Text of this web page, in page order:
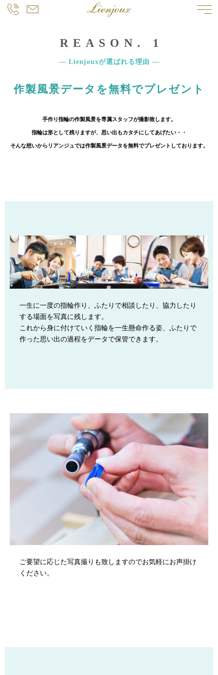
REASON. 1
― Lienjouxが選ばれる理由 ―
作製風景データを無料でプレゼント
手作り指輪の作製風景を専属スタッフが撮影致します。
指輪は形として残りますが、思い出もカタチにしてあげたい・・
そんな想いからリアンジュでは作製風景データを無料でプレゼントしております。
一生に一度の指輪作り、ふたりで相談したり、協力したり
する場面を写真に残します。
これから身に付けていく指輪を一生懸命作る姿、ふたりで
作った思い出の過程をデータで保管できます。
ご要望に応じた写真撮りも致しますのでお気軽にお声掛け
ください。